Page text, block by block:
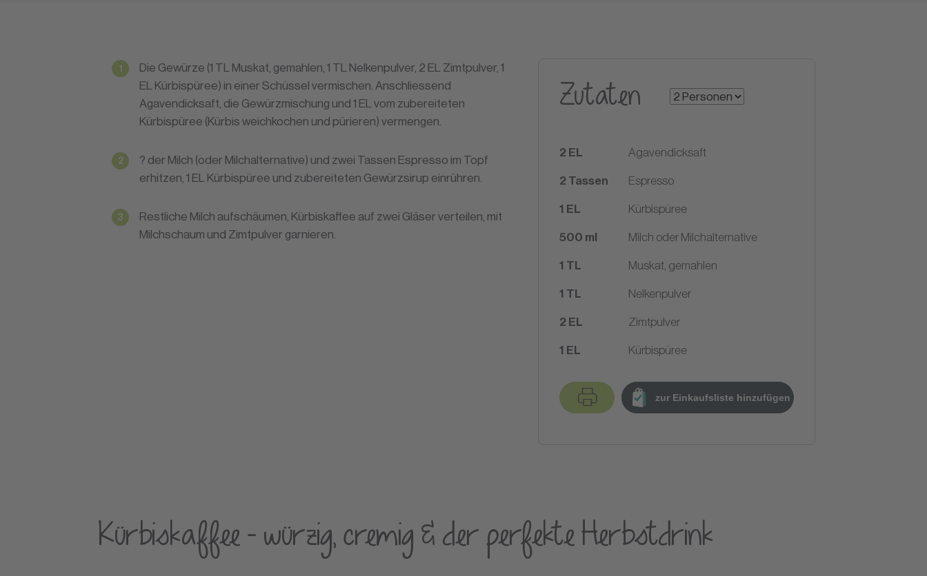
Die Gewürze (1 TL Muskat, gemahlen, 1 TL Nelkenpulver, 2 EL Zimtpulver, 1
EL Kürbispüree) in einer Schüssel vermischen. Anschliessend
Agavendicksaft, die Gewürzmischung und 1 EL vom zubereiteten
Kürbispüree (Kürbis weichkochen und pürieren) vermengen.
? der Milch (oder Milchalternative) und zwei Tassen Espresso im Topf
erhitzen, 1 EL Kürbispüree und zubereiteten Gewürzsirup einrühren.
Restliche Milch aufschäumen, Kürbiskaffee auf zwei Gläser verteilen, mit
Milchschaum und Zimtpulver garnieren.
Zutaten
2 EL Agavendicksaft
2 Tassen Espresso
1 EL Kürbispüree
500 ml Milch oder Milchalternative
1 TL Muskat, gemahlen
1 TL Nelkenpulver
2 EL Zimtpulver
1 EL Kürbispüree
zur Einkaufsliste hinzufügen
Kürbiskaffee – würzig, cremig & der perfekte Herbstdrink